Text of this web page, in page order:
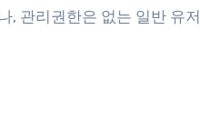
, 관리권한은 없는 일반 유